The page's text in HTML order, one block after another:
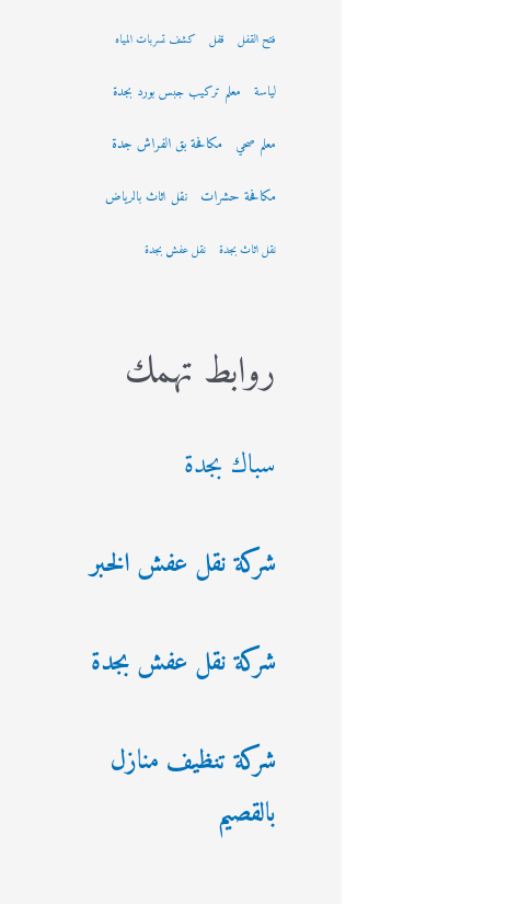
فتح القفل قفل كشف تسربات المياه
لياسة معلم تركيب جبس بورد بجدة
معلم صحي مكافحة بق الفراش جدة
مكافحة حشرات نقل اثاث بالرياض
نقل اثاث بجدة نقل عفش بجدة
روابط تهمك
سباك بجدة
شركة نقل عفش الخبر
شركة نقل عفش بجدة
شركة تنظيف منازل
بالقصيم